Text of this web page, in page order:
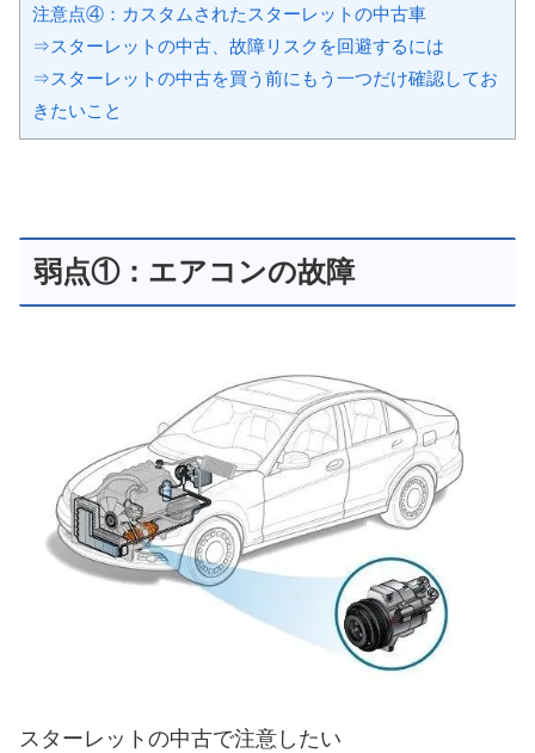
注意点④：カスタムされたスターレットの中古車
⇒スターレットの中古、故障リスクを回避するには
⇒スターレットの中古を買う前にもう一つだけ確認してお
きたいこと
弱点①：エアコンの故障
スターレットの中古で注意したい